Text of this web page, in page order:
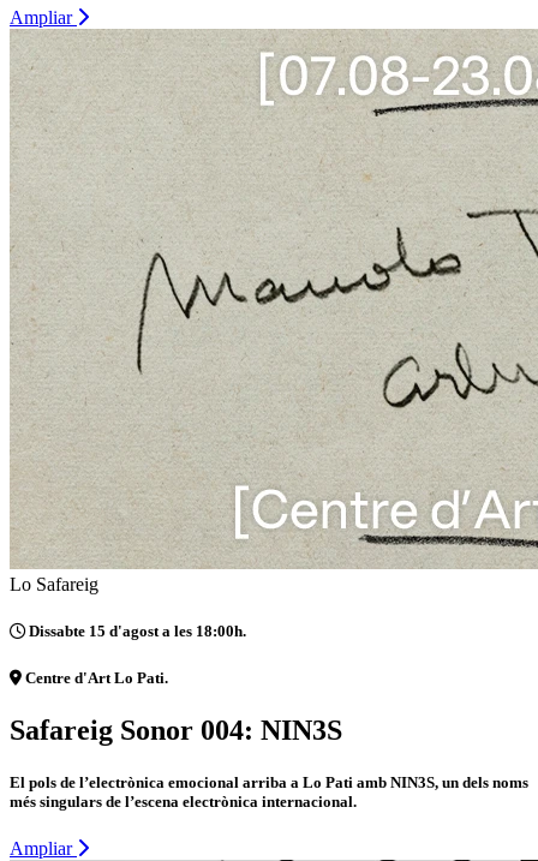
Ampliar
Lo Safareig
Dissabte 15 d'agost a les 18:00h.
Centre d'Art Lo Pati.
Safareig Sonor 004: NIN3S
El pols de l’electrònica emocional arriba a Lo Pati amb NIN3S, un dels noms
més singulars de l’escena electrònica internacional.
Ampliar